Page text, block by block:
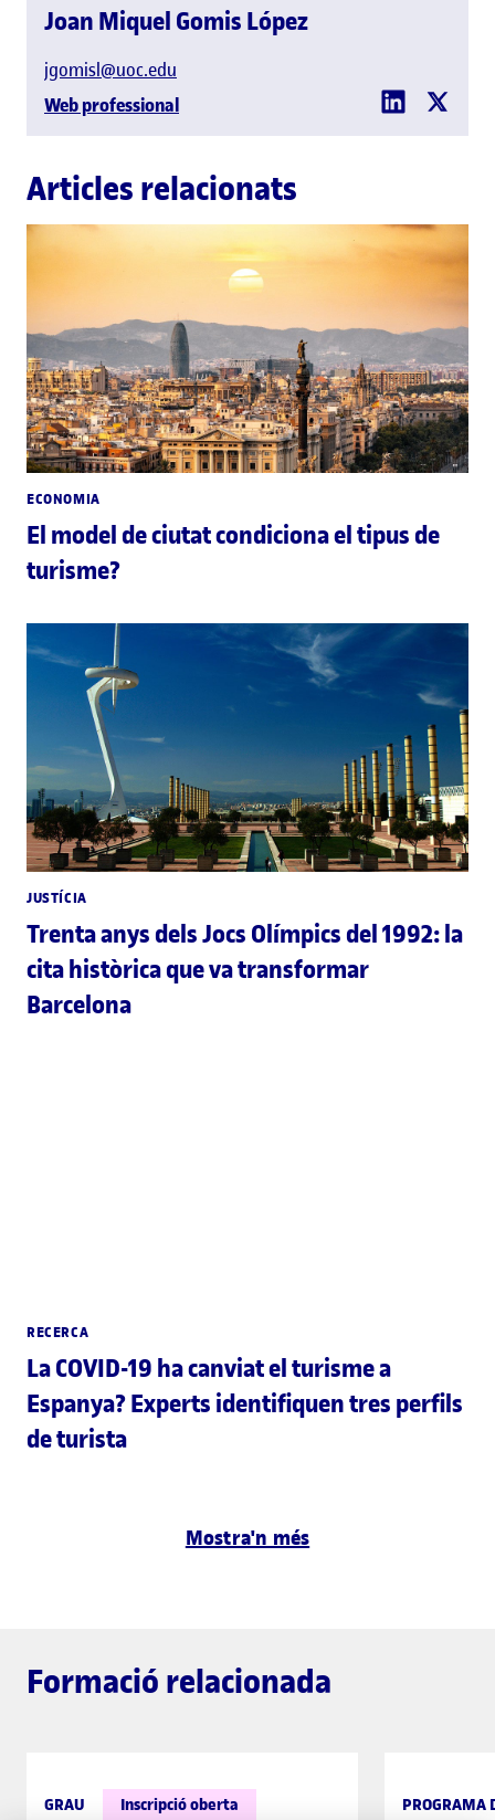
Joan Miquel Gomis López
jgomisl@uoc.edu
Web professional
Articles relacionats
ECONOMIA
El model de ciutat condiciona el tipus de
turisme?
JUSTÍCIA
Trenta anys dels Jocs Olímpics del 1992: la
cita històrica que va transformar
Barcelona
RECERCA
La COVID-19 ha canviat el turisme a
Espanya? Experts identifiquen tres perfils
de turista
Mostra'n més
Formació relacionada
GRAU Inscripció oberta
PROGRAMA